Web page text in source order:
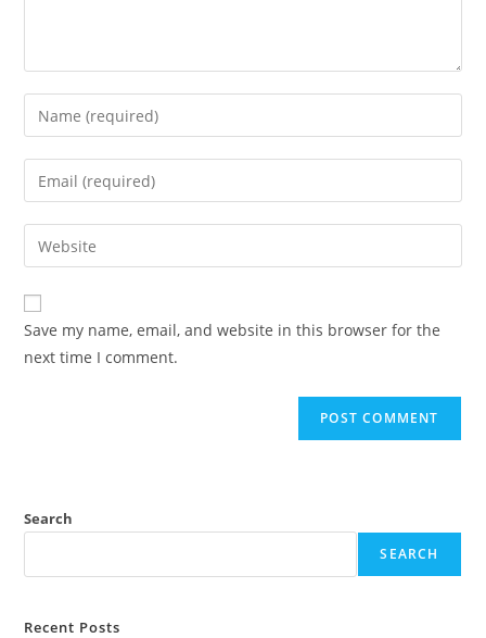
Enter
your
name
comment
Enter
your
email
address
comment
Enter
your
website
URL
(optional)
Save my name, email, and website in this browser for the
next time I comment.
Search
SEARCH
Recent Posts